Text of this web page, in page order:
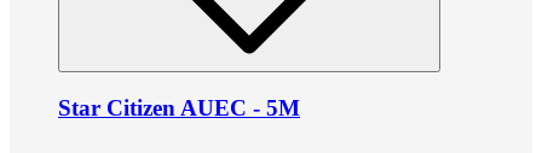
Star Citizen AUEC - 5M